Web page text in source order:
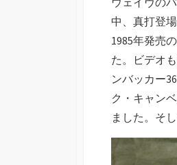
中、真打登
1985年発売
た。ビデオ
ンバッカー
ク・キャン
ました。そ